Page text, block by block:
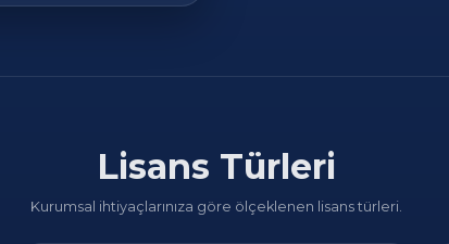
Lisans Türleri
Kurumsal ihtiyaçlarınıza göre ölçeklenen lisans türleri.